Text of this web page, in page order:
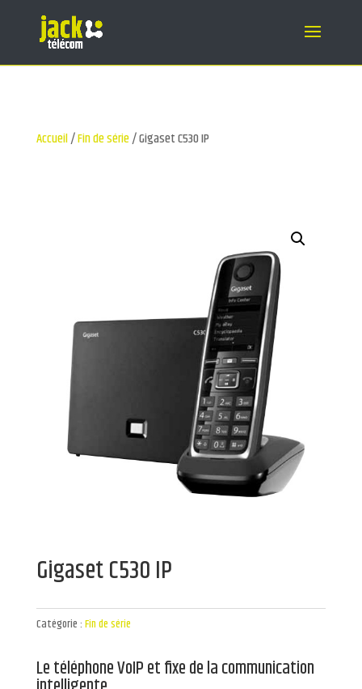
Accueil/Fin de série/ Gigaset C530 IP
Gigaset C530 IP
Catégorie :Fin de série
Le téléphone VoIP et fixe de la communication